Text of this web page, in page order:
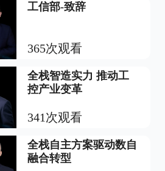
工信部-致辞
365次观看
全栈智造实力 推动工
控产业变革
341次观看
全栈自主方案驱动数自
融合转型